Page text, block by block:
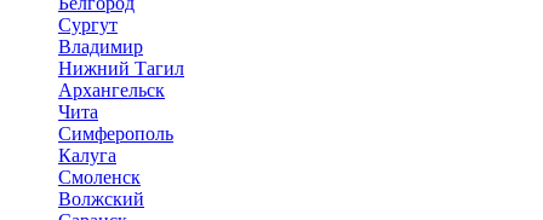
Сургут
Владимир
Нижний Тагил
Архангельск
Чита
Симферополь
Калуга
Смоленск
Волжский